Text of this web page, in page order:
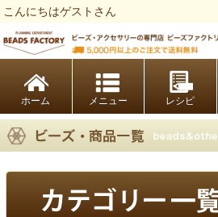
こんにちはゲストさん
ホーム レシピ